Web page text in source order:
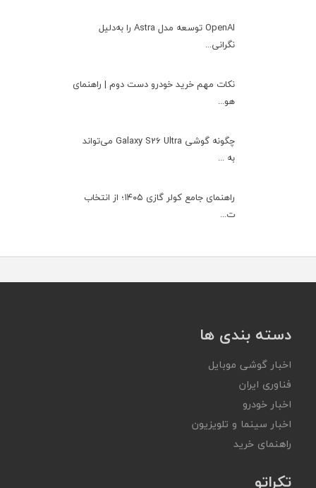
OpenAI توسعه مدل Astra را به‌دلیل
نگرانی...
نکات مهم خرید خودرو دست دوم | راهنمای
هو...
چگونه گوشی Galaxy S26 Ultra می‌تواند
به ...
راهنمای جامع کولر گازی ۱۴۰۵؛ از انتخاب
ت...
دسته بندی ها
اخبار گوشی موبایل
فناوری ایران
اخبار خودرو
اخبار سینما و تلویزیون
راهنمای خرید
تکراتو